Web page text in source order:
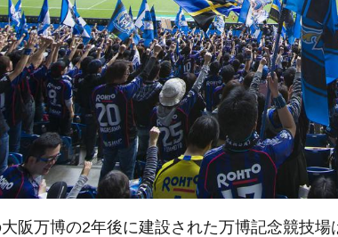
阪万博の2年後に建設された万博記念競技